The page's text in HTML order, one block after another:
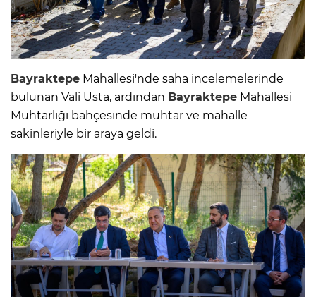
Bayraktepe Mahallesi'nde saha incelemelerinde
bulunan Vali Usta, ardından Bayraktepe Mahallesi
Muhtarlığı bahçesinde muhtar ve mahalle
sakinleriyle bir araya geldi.